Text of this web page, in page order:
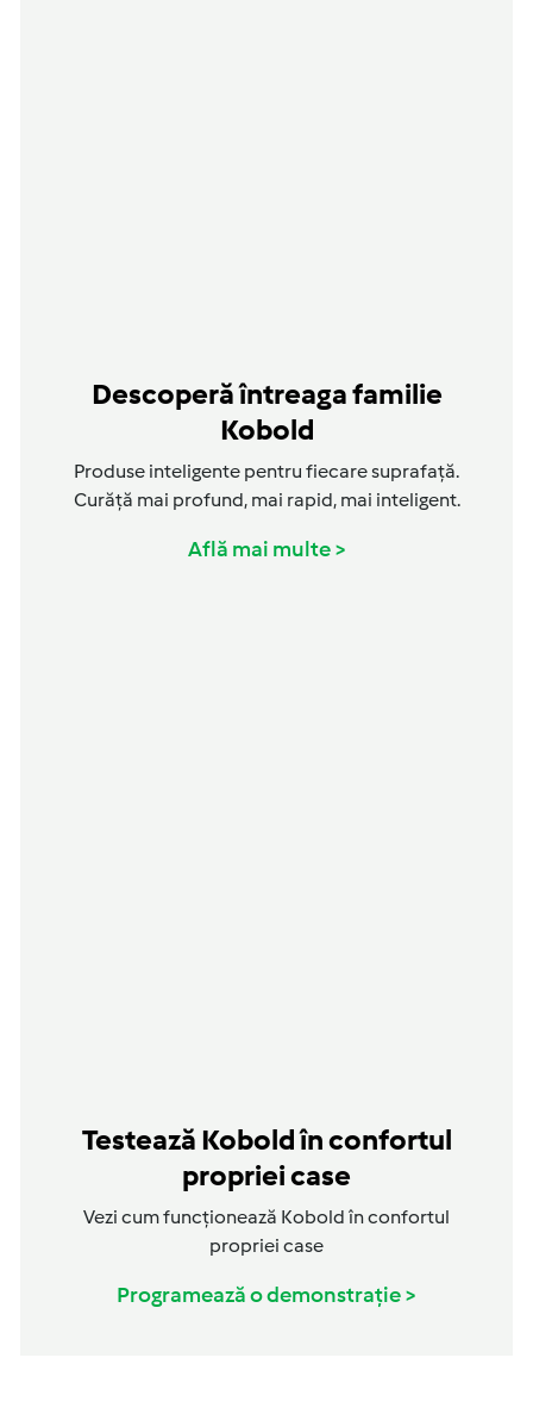
Descoperă întreaga familie
Kobold
Produse inteligente pentru fiecare suprafață.
Curăță mai profund, mai rapid, mai inteligent.
Află mai multe >
Testează Kobold în confortul
propriei case
Vezi cum funcționează Kobold în confortul
propriei case
Programează o demonstrație >